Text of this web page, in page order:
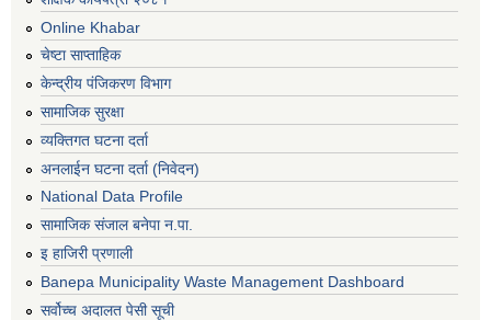
Online Khabar
चेष्टा साप्ताहिक
केन्द्रीय पंजिकरण विभाग
सामाजिक सुरक्षा
व्यक्तिगत घटना दर्ता
अनलाईन घटना दर्ता (निवेदन)
National Data Profile
सामाजिक संजाल बनेपा न.पा.
इ हाजिरी प्रणाली
Banepa Municipality Waste Management Dashboard
सर्वोच्च अदालत पेसी सूची